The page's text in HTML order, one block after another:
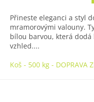
Přineste eleganci a styl
mramorovými valouny.
bílou barvou, která
vzhled....
Koš - 500 kg - DOPRAVA